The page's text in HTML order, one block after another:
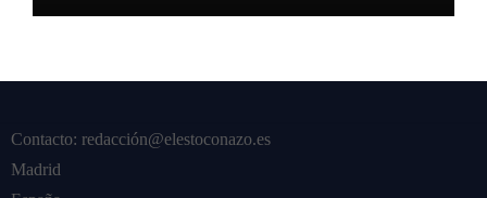
Contacto: redacción@elestoconazo.es
Madrid